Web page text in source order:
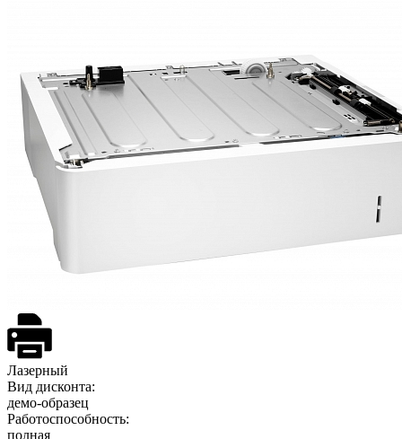
Лазерный
Вид дисконта:
демо-образец
Работоспособность:
полная